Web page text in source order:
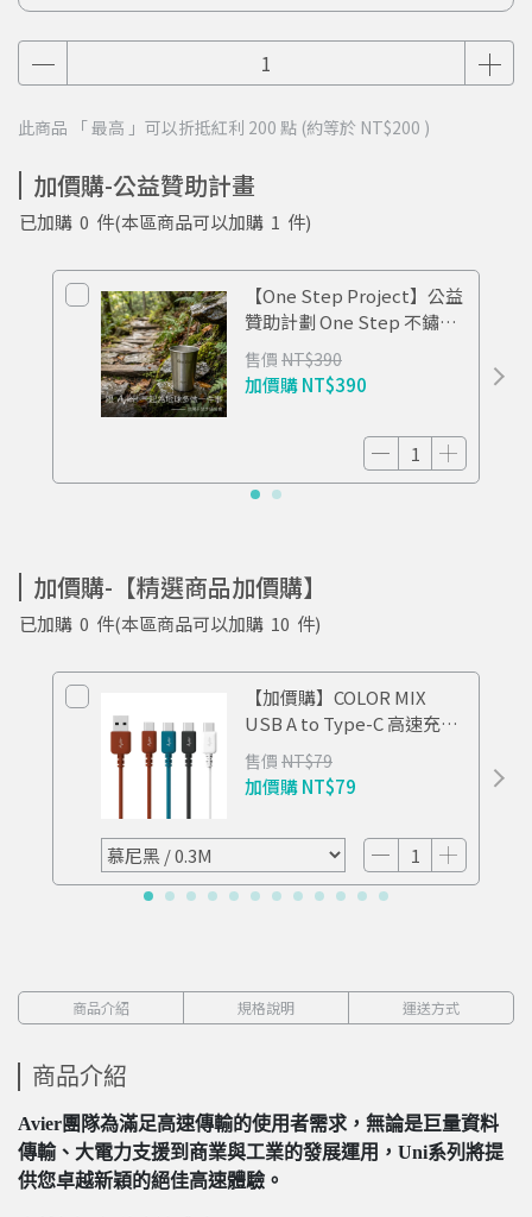
此商品 「 最高 」可以折抵紅利 200 點 (約等於 NT$200 )
加價購-公益贊助計畫
已加購 0 件(本區商品可以加購 1 件)
【One Step Project】公益
贊助計劃 One Step 不鏽鋼
杯 TIDE
售價 NT$390
加價購NT$390
加價購-【精選商品加價購】
已加購 0 件(本區商品可以加購 10 件)
【加價購】COLOR MIX
USB A to Type-C 高速充電
傳輸線 0.3M
售價 NT$79
加價購NT$79
商品介紹 規格說明 運送方式
商品介紹
Avier團隊為滿足高速傳輸的使用者需求，無論是巨量資料
傳輸、大電力支援到商業與工業的發展運用，Uni系列將提
供您卓越新穎的絕佳高速體驗。